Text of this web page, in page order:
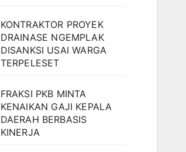
KONTRAKTOR PROYEK
DRAINASE NGEMPLAK
DISANKSI USAI WARGA
TERPELESET
FRAKSI PKB MINTA
KENAIKAN GAJI KEPALA
DAERAH BERBASIS
KINERJA